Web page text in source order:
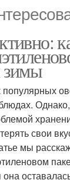
зимы
свои
мы